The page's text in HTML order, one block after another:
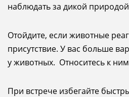
наблюдать за дикой
Отойдите, если животные
присутствие. У вас больше
у животных. Относитесь к
При встрече избегайте